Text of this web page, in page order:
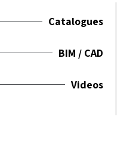
Catalogues
BIM / CAD
Videos